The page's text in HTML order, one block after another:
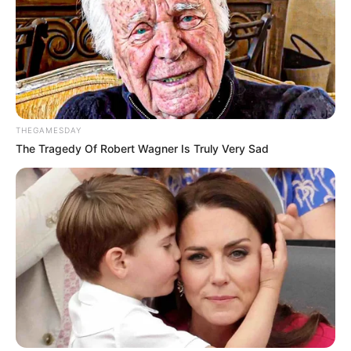
PRONOSTIC QUINTÉ de la meilleure presse
THEGAMESDAY
The Tragedy Of Robert Wagner Is Truly Very Sad